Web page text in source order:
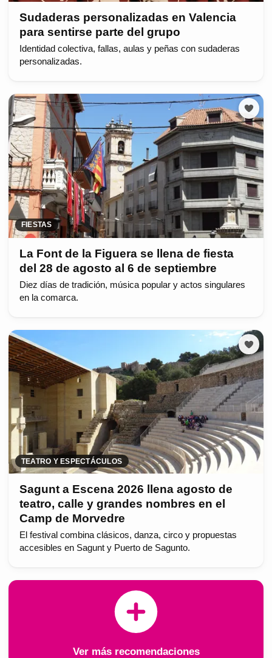
Sudaderas personalizadas en Valencia
para sentirse parte del grupo
Identidad colectiva, fallas, aulas y peñas con sudaderas
personalizadas.
FIESTAS
La Font de la Figuera se llena de fiesta
del 28 de agosto al 6 de septiembre
Diez días de tradición, música popular y actos singulares
en la comarca.
TEATRO Y ESPECTÁCULOS
Sagunt a Escena 2026 llena agosto de
teatro, calle y grandes nombres en el
Camp de Morvedre
El festival combina clásicos, danza, circo y propuestas
accesibles en Sagunt y Puerto de Sagunto.
Ver más recomendaciones